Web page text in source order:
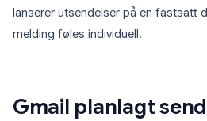
lanserer utsendelser på en fastsatt
melding føles individuell.
Gmail planlagt